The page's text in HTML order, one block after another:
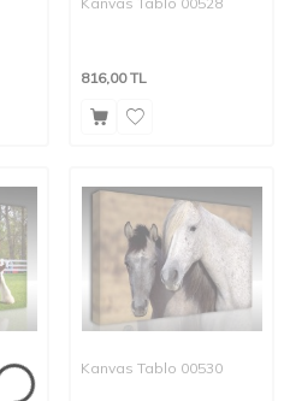
816,00TL
Kanvas Tablo 00530